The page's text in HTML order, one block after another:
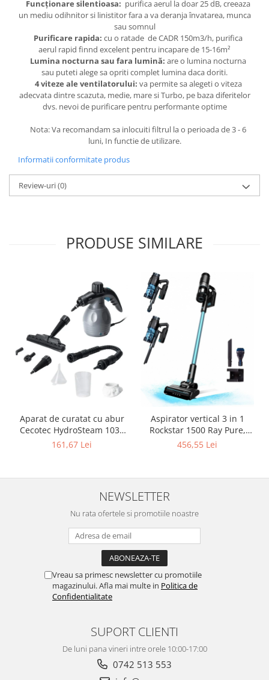
Funcționare silentioasa: purifica aerul la doar 25 dB, creeaza
un mediu odihnitor si linistitor fara a va deranja învatarea, munca
sau somnul
Purificare rapida: cu o ratade de CADR 150m3/h, purifica
aerul rapid finnd excelent pentru incapare de 15-16m²
Lumina nocturna sau fara lumină: are o lumina nocturna
sau puteti alege sa opriti complet lumina daca doriti.
4 viteze ale ventilatorului: va permite sa alegeti o viteza
adecvata dintre scazuta, medie, mare si Turbo, pe baza diferitelor
dvs. nevoi de purificare pentru performante optime
Nota: Va recomandam sa inlocuiti filtrul la o perioada de 3 - 6
luni, In functie de utilizare.
Informatii conformitate produs
Review-uri(0)
PRODUSE SIMILARE
Aparat de curatat cu abur
Cecotec HydroSteam 1030
Active, presiune maxima 3
161,67 Lei
Aspirator vertical 3 in 1
Rockstar 1500 Ray Pure,
Putere 215W, 25.2V Li-Ion,
456,55 Lei
NEWSLETTER
Nu rata ofertele si promotiile noastre
Vreau sa primesc newsletter cu promotiile
magazinului. Afla mai multe in Politica de
Confidentialitate
SUPORT CLIENTI
De luni pana vineri intre orele 10:00-17:00
0742 513 553